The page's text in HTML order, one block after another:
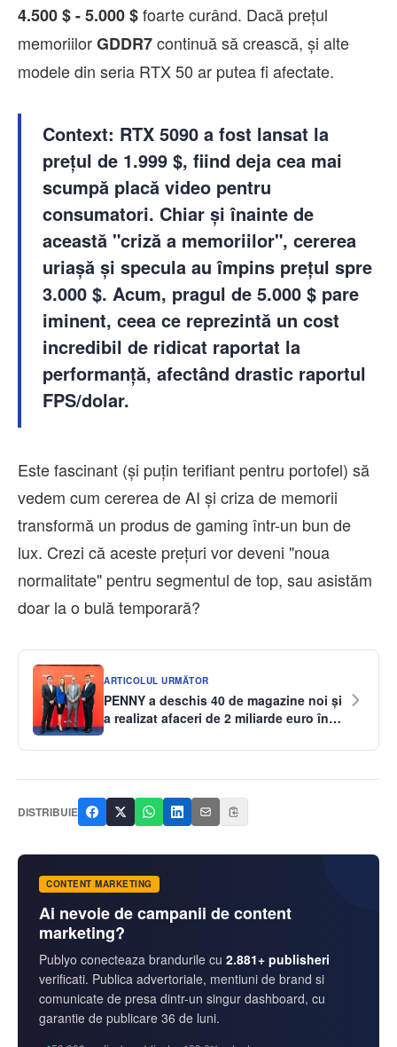
4.500 $ - 5.000 $foarte curând. Dacă prețul
memoriilorGDDR7continuă să crească, și alte
modele din seria RTX 50 ar putea fi afectate.
Context: RTX 5090 a fost lansat la
prețul de 1.999 $, fiind deja cea mai
scumpă placă video pentru
consumatori. Chiar și înainte de
această "criză a memoriilor", cererea
uriașă și specula au împins prețul spre
3.000 $. Acum, pragul de 5.000 $ pare
iminent, ceea ce reprezintă un cost
incredibil de ridicat raportat la
performanță, afectând drastic raportul
FPS/dolar.
Este fascinant (și puțin terifiant pentru portofel) să
vedem cum cererea de AI și criza de memorii
transformă un produs de gaming într-un bun de
lux. Crezi că aceste prețuri vor deveni "noua
normalitate" pentru segmentul de top, sau asistăm
doar la o bulă temporară?
ARTICOLUL URMĂTOR
PENNY a deschis 40 de magazine noi și
a realizat afaceri de 2 miliarde euro în
DISTRIBUIE
CONTENT MARKETING
Ai nevoie de campanii de content
marketing?
Publyo conecteaza brandurile cu 2.881+ publisheri
verificati. Publica advertoriale, mentiuni de brand si
comunicate de presa dintr-un singur dashboard, cu
garantie de publicare 36 de luni.